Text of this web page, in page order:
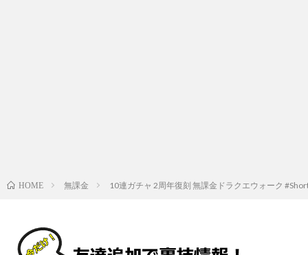
HOME 無課金 10連ガチャ 2周年復刻 無課金ドラクエウォーク